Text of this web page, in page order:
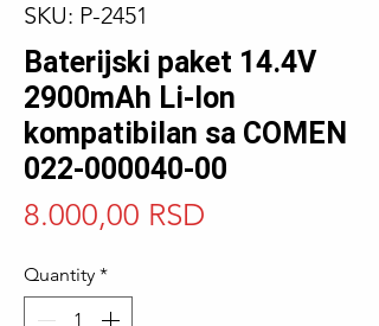
SKU: P-2451
Baterijski paket 14.4V
2900mAh Li-Ion
kompatibilan sa COMEN
022-000040-00
8.000,00 RSD
Quantity *